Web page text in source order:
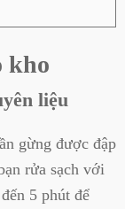
kho
liệu
gừng được đập
rửa sạch với
5 phút để